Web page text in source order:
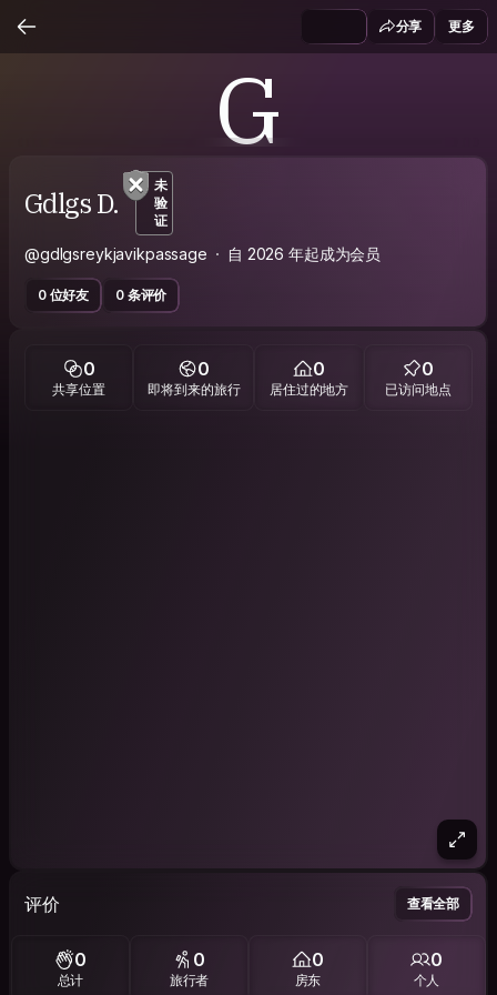
分享 更多
G
Gdlgs D.
未
验
证
@gdlgsreykjavikpassage 自 2026 年起成为会员
0 位好友 0 条评价
0
共享位置
0
即将到来的旅行
0
居住过的地方
0
已访问地点
评价 查看全部
0
总计
0
旅行者
0
房东
0
个人